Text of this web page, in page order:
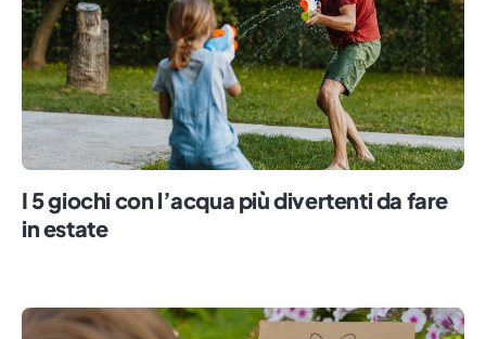
I 5 giochi con l’acqua più divertenti da fare
in estate